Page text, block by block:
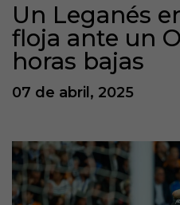
Un Leganés
floja ante un
horas bajas
07 de abril, 2025